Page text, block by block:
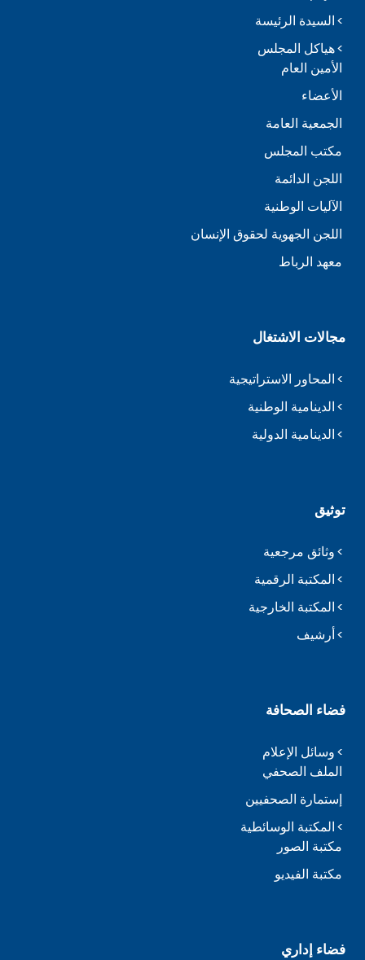
السيدة الرئيسة
هياكل المجلس
الأمين العام
الأعضاء
الجمعية العامة
مكتب المجلس
اللجن الدائمة
الآليات الوطنية
اللجن الجهوية لحقوق الإنسان
معهد الرباط
مجالات الاشتغال
المحاور الاستراتيجية
الدينامية الوطنية
الدينامية الدولية
توثيق
وثائق مرجعية
المكتبة الرقمية
المكتبة الخارجية
أرشيف
فضاء الصحافة
وسائل الإعلام
الملف الصحفي
إستمارة الصحفيين
المكتبة الوسائطية
مكتبة الصور
مكتبة الفيديو
فضاء إداري